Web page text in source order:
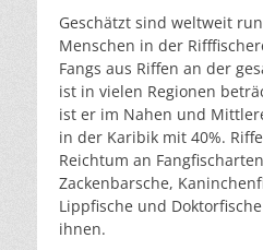
Geschätzt sind weltweit
Menschen in der
Fangs aus Riffen an der
ist in vielen Regionen
ist er im Nahen und
in der Karibik mit 40%.
Reichtum an
Zackenbarsche,
Lippfische und
ihnen.